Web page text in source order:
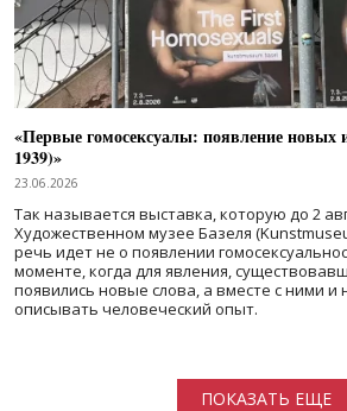
«Первые гомосексуалы: появление новых
1939)»
23.06.2026
Так называется выставка, которую до 2
Художественном музее Базеля
речь идет не о появлении
моменте, когда для явления,
появились новые слова, а вместе с ними и
описывать человеческий опыт.
ПОКАЗАТЬ ЕЩЕ